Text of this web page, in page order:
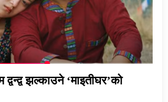
झल्काउने ‘माइतीघर’को